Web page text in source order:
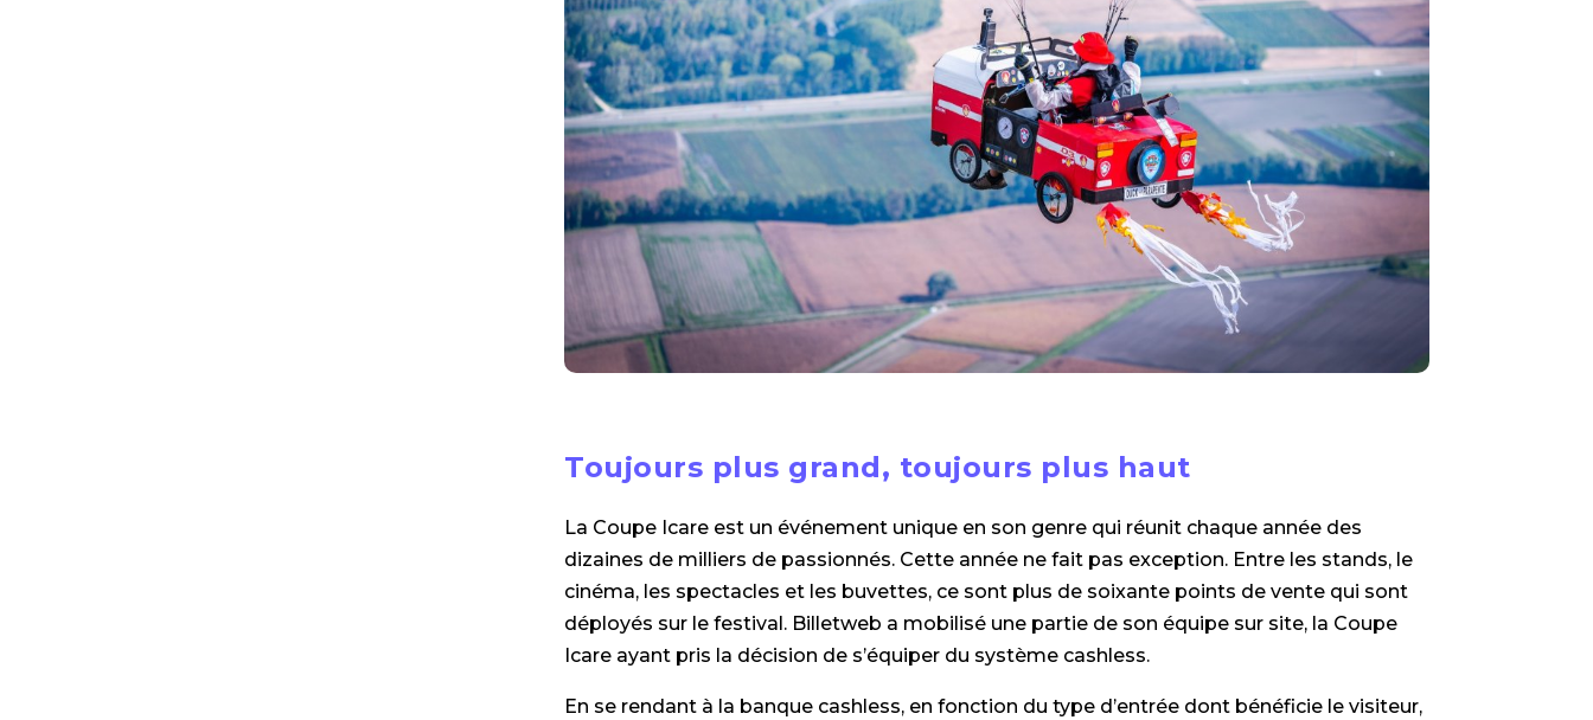
Toujours plus grand, toujours plus haut
La Coupe Icare est un événement unique en son genre qui réunit chaque année des
dizaines de milliers de passionnés. Cette année ne fait pas exception. Entre les stands, le
cinéma, les spectacles et les buvettes, ce sont plus de soixante points de vente qui sont
déployés sur le festival. Billetweb a mobilisé une partie de son équipe sur site, la Coupe
Icare ayant pris la décision de s’équiper du système cashless.
En se rendant à la banque cashless, en fonction du type d’entrée dont bénéficie le visiteur,